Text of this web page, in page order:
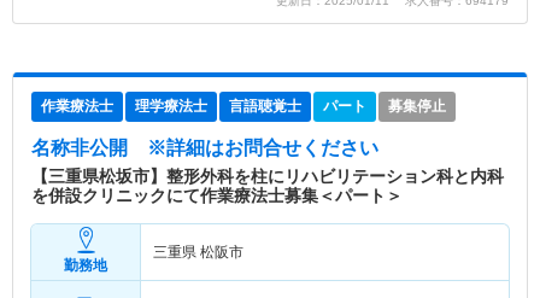
作業療法士 理学療法士 言語聴覚士 パート 募集停止
名称非公開 ※詳細はお問合せください
【三重県松坂市】整形外科を柱にリハビリテーション科と内科
を併設クリニックにて作業療法士募集＜パート＞
勤務地
三重県 松阪市